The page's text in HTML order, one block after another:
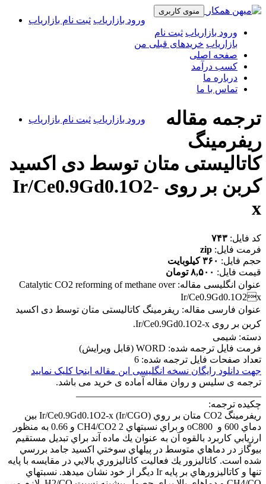
منوی کاربری
ورود بازاریاب ثبت نام بازاریاب
ورود بازاریاب ثبت نام
بازاریاب خریدهای قبلی من
صفحه اصلی
کسب درآمد
درباره ما
تماس با ما
ورود بازاریاب ثبت نام بازاریاب
ترجمه مقاله
ریفرمینگ
کاتالیستی متان توسط دی اکسید
کربن بر روی Ir/Ce0.9Gd0.1O2-
x
کد فایل: ۷۴۳
فرمت فایل: zip
حجم فایل: ۳۶۰ کیلوبایت
قیمت فایل: ۸,۵۰۰ تومان
عنوان انگلیسی مقاله:Catalytic CO2 reforming of methane over
Ir/Ce0.9Gd0.1O2x
عنوان فارسی مقاله: ریفرمینگ کاتالیستی متان توسط دی اکسید
کربن بر روی Ir/Ce0.9Gd0.1O2-x.
دسته: شیمی
فرمت فایل ترجمه شده: WORD (قابل ویرایش)
تعداد صفحات فایل ترجمه شده: 6
جهت دانلود رایگان نسخه انگلیسی این مقاله اینجا کلیک نمایید
ترجمه ی سلیس و روان مقاله آماده ی خرید می باشد.
چکیده ترجمه:
ريفرمينگ CO2 متان بر روي Ir/Ce0.9Gd0.1O2-x (Ir/CGO) بين
دماي 600 و oC‍800 و براي نسبتهاي CH4/CO2 2 و 0.66 به منظور
ارزيابي كاربرد بالقوه آن به عنوان يك ماده آند براي تبديل مستقيم
بيوگاز در دماهاي متوسط در پيلهاي سوختي اكسيد جامد بررسي
شده است. كاتاليزور يك فعاليت كاتاليزوري بالايي در مقايسه با پايه
تنها و كاتاليزورهاي بر پايه Ir ديگر از خود نشان ميدهد. نسبتهاي